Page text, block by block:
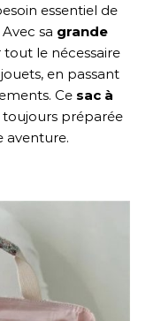
essentiel de
Avec sa grande
le nécessaire
en passant
Ce sac à
préparée
aventure.